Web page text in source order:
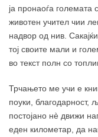
ја пронаоѓа
животен учител чии
надвор од нив.
тој своите мали и
во текст полн со
Трчањето ме учи е
поуки, благодарност,
постојано нè движи
еден километар, да